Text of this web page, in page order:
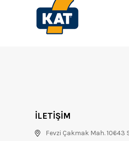
İLETİŞİM
Fevzi Çakmak Mah. 10643